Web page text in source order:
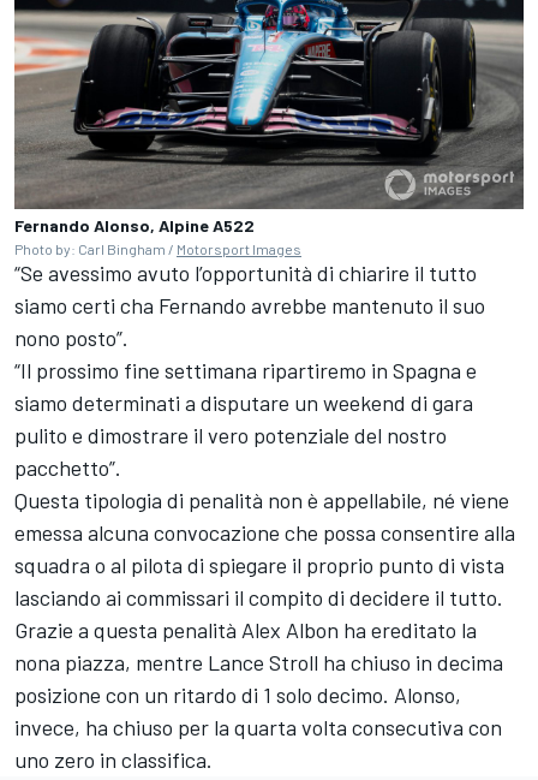
Fernando Alonso, Alpine A522
Photo by: Carl Bingham / Motorsport Images
“Se avessimo avuto l’opportunità di chiarire il tutto
siamo certi cha Fernando avrebbe mantenuto il suo
nono posto”.
“Il prossimo fine settimana ripartiremo in Spagna e
siamo determinati a disputare un weekend di gara
pulito e dimostrare il vero potenziale del nostro
pacchetto”.
Questa tipologia di penalità non è appellabile, né viene
emessa alcuna convocazione che possa consentire alla
squadra o al pilota di spiegare il proprio punto di vista
lasciando ai commissari il compito di decidere il tutto.
Grazie a questa penalità Alex Albon ha ereditato la
nona piazza, mentre Lance Stroll ha chiuso in decima
posizione con un ritardo di 1 solo decimo. Alonso,
invece, ha chiuso per la quarta volta consecutiva con
uno zero in classifica.